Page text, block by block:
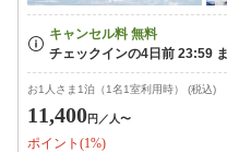
お1人さま1泊（1名1室利用時） (税込)
11,400円 ／人〜
ポイント(1%)